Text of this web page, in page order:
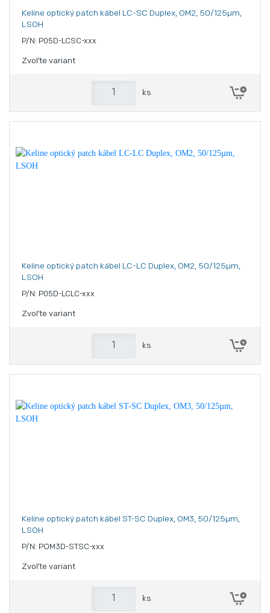
Keline optický patch kábel LC-SC Duplex, OM2, 50/125µm,
LSOH
P/N: P05D-LCSC-xxx
Zvoľte variant
ks
Keline optický patch kábel LC-LC Duplex, OM2, 50/125µm,
LSOH
P/N: P05D-LCLC-xxx
Zvoľte variant
ks
Keline optický patch kábel ST-SC Duplex, OM3, 50/125µm,
LSOH
P/N: POM3D-STSC-xxx
Zvoľte variant
ks